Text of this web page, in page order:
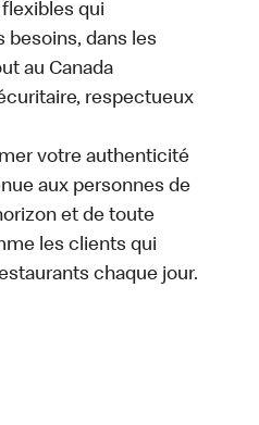
qui
besoins, dans les
au Canada
respectueux
votre authenticité
aux personnes de
et de toute
les clients qui
chaque jour.